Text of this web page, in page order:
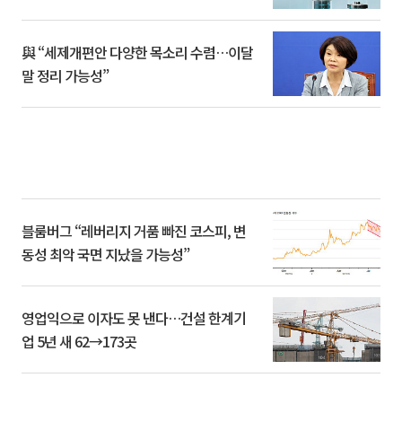
與 “세제개편안 다양한 목소리 수렴…이달
말 정리 가능성”
블룸버그 “레버리지 거품 빠진 코스피, 변
동성 최악 국면 지났을 가능성”
영업익으로 이자도 못 낸다…건설 한계기
업 5년 새 62→173곳